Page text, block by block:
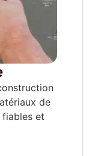
de
et